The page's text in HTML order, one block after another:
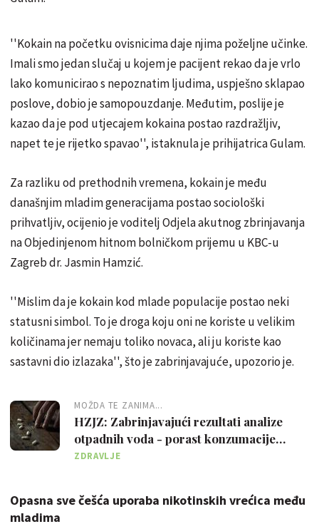
''Kokain na početku ovisnicima daje njima poželjne učinke.
Imali smo jedan slučaj u kojem je pacijent rekao da je vrlo
lako komunicirao s nepoznatim ljudima, uspješno sklapao
poslove, dobio je samopouzdanje. Međutim, poslije je
kazao da je pod utjecajem kokaina postao razdražljiv,
napet te je rijetko spavao'', istaknula je prihijatrica Gulam.
Za razliku od prethodnih vremena, kokain je među
današnjim mladim generacijama postao sociološki
prihvatljiv, ocijenio je voditelj Odjela akutnog zbrinjavanja
na Objedinjenom hitnom bolničkom prijemu u KBC-u
Zagreb dr. Jasmin Hamzić.
''Mislim da je kokain kod mlade populacije postao neki
statusni simbol. To je droga koju oni ne koriste u velikim
količinama jer nemaju toliko novaca, ali ju koriste kao
sastavni dio izlazaka'', što je zabrinjavajuće, upozorio je.
MOŽDA TE ZANIMA...
HZJZ: Zabrinjavajući rezultati analize
otpadnih voda - porast konzumacije
sintetičkih droga u Hrvatskoj
ZDRAVLJE
Opasna sve češća uporaba nikotinskih vrećica među
mladima